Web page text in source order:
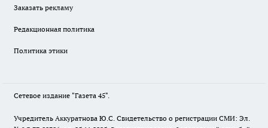
Заказать рекламу
Редакционная политика
Политика этики
Сетевое издание "Газета 45".
Учредитель Аккуратнова Ю.С. Свидетельство о регистрации СМИ: Эл.